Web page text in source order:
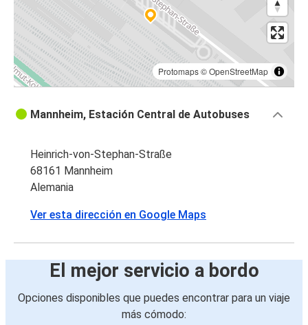
Protomaps©OpenStreetMap
Mannheim, Estación Central de Autobuses
Heinrich-von-Stephan-Straße
68161 Mannheim
Alemania
Ver esta dirección en Google Maps
El mejor servicio a bordo
Opciones disponibles que puedes encontrar para un viaje
más cómodo: